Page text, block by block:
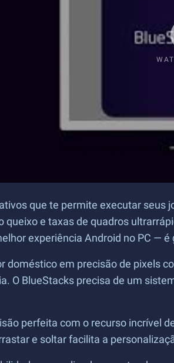
que te permite executar
queixo e taxas de quadros
experiência Android no PC — é
doméstico em precisão de pixels
O BlueStacks precisa de um
perfeita com o recurso incrível
e soltar facilita a